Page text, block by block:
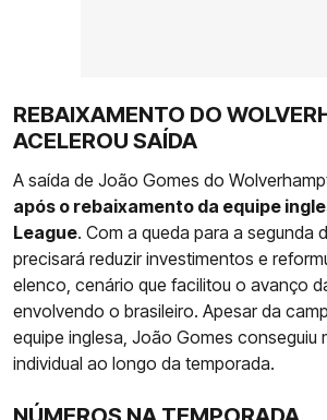
REBAIXAMENTO DO
ACELEROU SAÍDA
A saída de João Gomes do
após o rebaixamento da equipe
League. Com a queda para a segunda
precisará reduzir investimentos e
elenco, cenário que facilitou o avanço
envolvendo o brasileiro. Apesar da
equipe inglesa, João Gomes conseguiu
individual ao longo da temporada.